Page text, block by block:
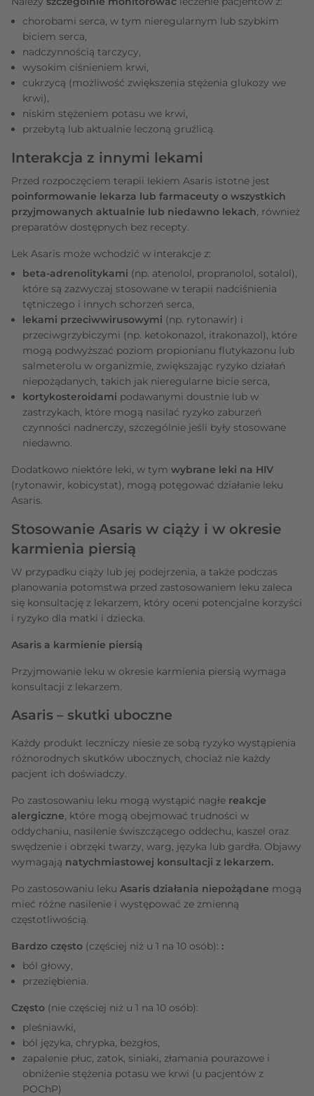
chorobami serca, w tym nieregularnym lub szybkim
biciem serca,
nadczynnością tarczycy,
wysokim ciśnieniem krwi,
cukrzycą (możliwość zwiększenia stężenia glukozy we
krwi),
niskim stężeniem potasu we krwi,
przebytą lub aktualnie leczoną gruźlicą.
Interakcja z innymi lekami
Przed rozpoczęciem terapii lekiem Asaris istotne jest
poinformowanie lekarza lub farmaceuty o wszystkich
przyjmowanych aktualnie lub niedawno lekach, również
preparatów dostępnych bez recepty.
Lek Asaris może wchodzić w interakcje z:
beta-adrenolitykami (np. atenolol, propranolol, sotalol),
które są zazwyczaj stosowane w terapii nadciśnienia
tętniczego i innych schorzeń serca,
lekami przeciwwirusowymi (np. rytonawir) i
przeciwgrzybiczymi (np. ketokonazol, itrakonazol), które
mogą podwyższać poziom propionianu flutykazonu lub
salmeterolu w organizmie, zwiększając ryzyko działań
niepożądanych, takich jak nieregularne bicie serca,
kortykosteroidami podawanymi doustnie lub w
zastrzykach, które mogą nasilać ryzyko zaburzeń
czynności nadnerczy, szczególnie jeśli były stosowane
niedawno.
Dodatkowo niektóre leki, w tym wybrane leki na HIV
(rytonawir, kobicystat), mogą potęgować działanie leku
Asaris.
Stosowanie Asaris w ciąży i w okresie
karmienia piersią
W przypadku ciąży lub jej podejrzenia, a także podczas
planowania potomstwa przed zastosowaniem leku zaleca
się konsultację z lekarzem, który oceni potencjalne korzyści
i ryzyko dla matki i dziecka.
Asaris a karmienie piersią
Przyjmowanie leku w okresie karmienia piersią wymaga
konsultacji z lekarzem.
Asaris – skutki uboczne
Każdy produkt leczniczy niesie ze sobą ryzyko wystąpienia
różnorodnych skutków ubocznych, chociaż nie każdy
pacjent ich doświadczy.
Po zastosowaniu leku mogą wystąpić nagłe reakcje
alergiczne, które mogą obejmować trudności w
oddychaniu, nasilenie świszczącego oddechu, kaszel oraz
swędzenie i obrzęki twarzy, warg, języka lub gardła. Objawy
wymagają natychmiastowej konsultacji z lekarzem.
Po zastosowaniu leku Asaris działania niepożądane mogą
mieć różne nasilenie i występować ze zmienną
częstotliwością.
Bardzo często (częściej niż u 1 na 10 osób): :
ból głowy,
przeziębienia.
Często (nie częściej niż u 1 na 10 osób):
pleśniawki,
ból języka, chrypka, bezgłos,
zapalenie płuc, zatok, siniaki, złamania pourazowe i
obniżenie stężenia potasu we krwi (u pacjentów z
POChP)